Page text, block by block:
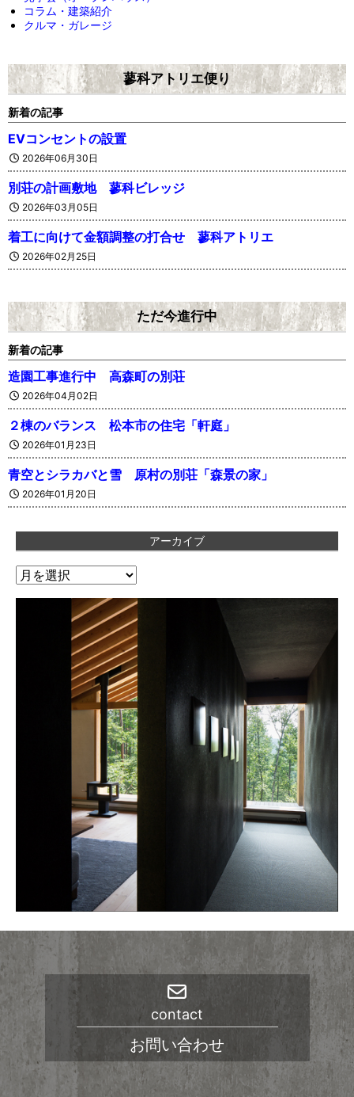
コラム・建築紹介
クルマ・ガレージ
蓼科アトリエ便り
新着の記事
EVコンセントの設置
2026年06月30日
別荘の計画敷地 蓼科ビレッジ
2026年03月05日
着工に向けて金額調整の打合せ 蓼科アトリエ
2026年02月25日
ただ今進行中
新着の記事
造園工事進行中 高森町の別荘
2026年04月02日
２棟のバランス 松本市の住宅「軒庭」
2026年01月23日
青空とシラカバと雪 原村の別荘「森景の家」
2026年01月20日
アーカイブ
ア
contact
お問い合わせ